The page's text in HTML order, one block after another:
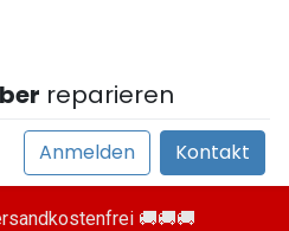
reparieren
Anmelden Kontakt
🚚🚚🚚